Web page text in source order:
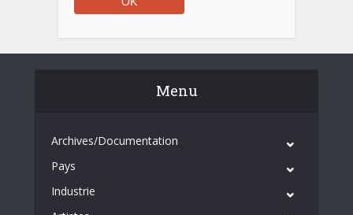
Menu
Archives/Documentation
Pays
Industrie